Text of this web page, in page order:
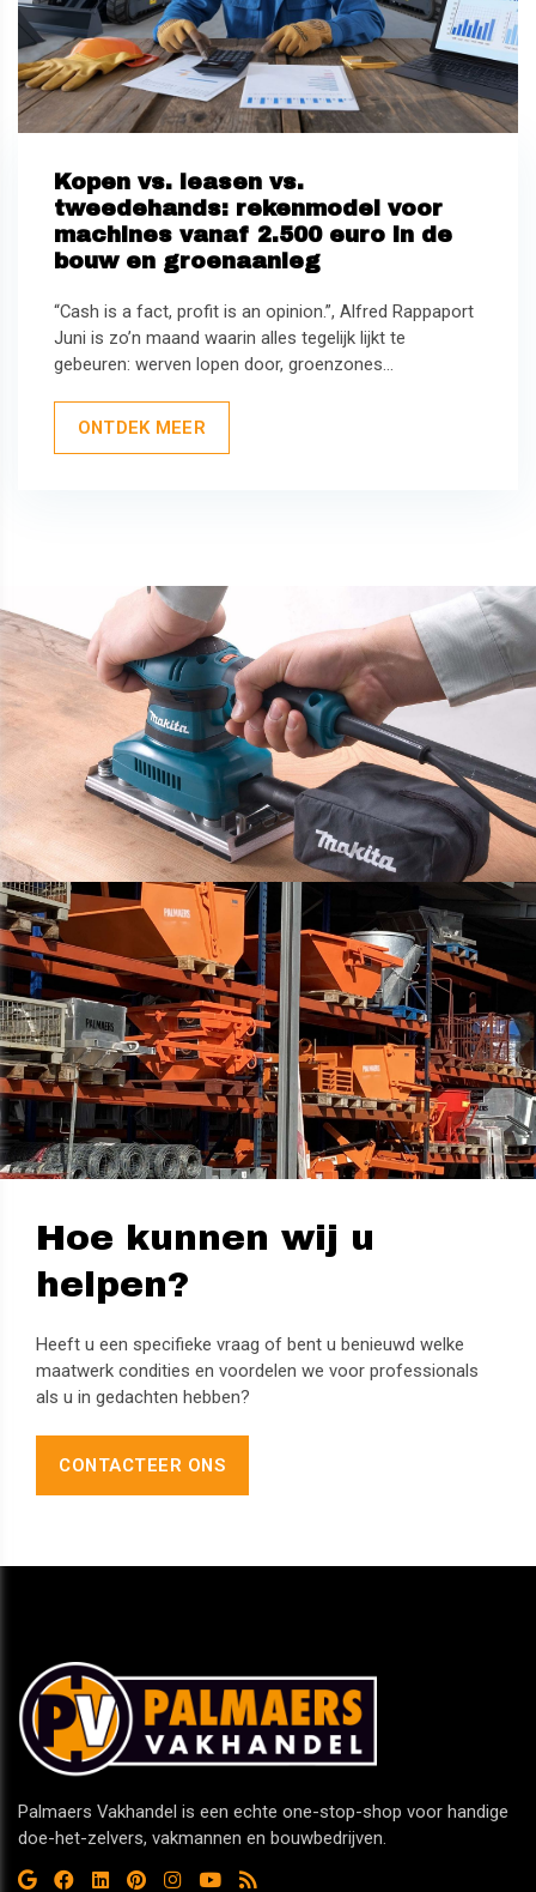
Kopen vs. leasen vs.
tweedehands: rekenmodel voor
machines vanaf 2.500 euro in de
bouw en groenaanleg
“Cash is a fact, profit is an opinion.”, Alfred Rappaport
Juni is zo’n maand waarin alles tegelijk lijkt te
gebeuren: werven lopen door, groenzones...
ONTDEK MEER
Hoe kunnen wij u
helpen?
Heeft u een specifieke vraag of bent u benieuwd welke
maatwerk condities en voordelen we voor professionals
als u in gedachten hebben?
CONTACTEER ONS
Palmaers Vakhandel is een echte one-stop-shop voor handige
doe-het-zelvers, vakmannen en bouwbedrijven.